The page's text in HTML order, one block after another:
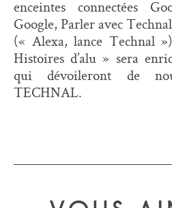
enceintes connectées
Google, Parler avec
(« Alexa, lance Technal
Histoires d’alu » sera
qui dévoileront de
TECHNAL.